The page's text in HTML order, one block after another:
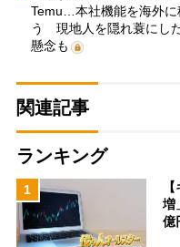
Temu…本社機能を海外に
う 現地人を隠れ蓑にし
懸念も
関連記事
ランキング
1
増
億